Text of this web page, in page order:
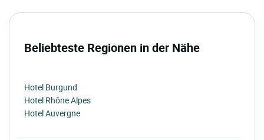
Beliebteste Regionen in der Nähe
Hotel Burgund
Hotel Rhône Alpes
Hotel Auvergne